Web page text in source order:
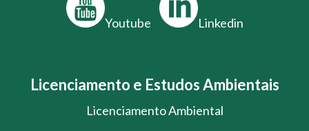
Youtube Linkedin
Licenciamento e Estudos Ambientais
Licenciamento Ambiental